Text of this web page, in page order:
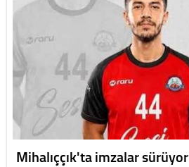
Mihalıççık'ta imzalar sürüyor